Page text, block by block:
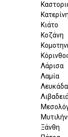
Κατερίνη
Κιάτο
Κοζάνη
Λάρισα
Λαμία
Λευκάδα
Ξάνθη